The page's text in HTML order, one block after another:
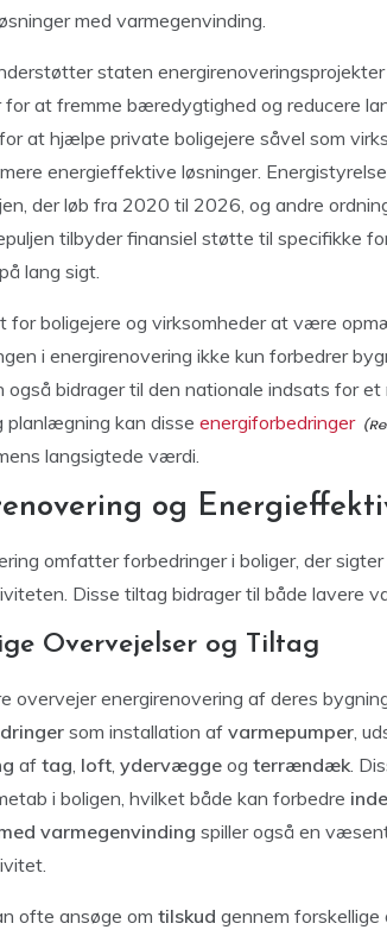
med varmegenvinding.
staten
at fremme bæredygtighed og reducere
at hjælpe private boligejere såvel som
energieffektive løsninger.
der løb fra 2020 til 2026, og andre
tilbyder finansiel støtte til specifikke
lang sigt.
for boligejere og virksomheder at være
i energirenovering ikke kun forbedrer
også bidrager til den nationale indsats for
planlægning kan disse energiforbedringer
langsigtede værdi.
og
omfatter forbedringer i boliger, der
Disse tiltag bidrager til både lavere
Overvejelser og Tiltag
overvejer energirenovering af deres
som installation af varmepumper,
af tag, loft, ydervægge og terrændæk.
i boligen, hvilket både kan forbedre
varmegenvinding spiller også en
ofte ansøge om tilskud gennem forskellige